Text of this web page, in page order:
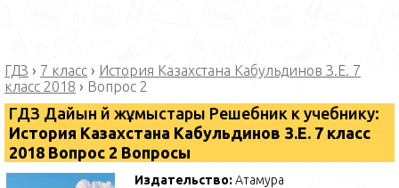
ГДЗ › 7 класс › История Казахстана Кабульдинов З.Е. 7
класс 2018 › Вопрос 2
ГДЗ Дайын үй жұмыстары Решебник к учебнику:
История Казахстана Кабульдинов З.Е. 7 класс
2018 Вопрос 2 Вопросы
Издательство:Атамура